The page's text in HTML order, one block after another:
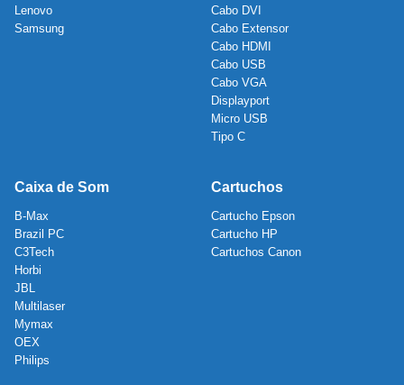
Lenovo
Samsung
Cabo DVI
Cabo Extensor
Cabo HDMI
Cabo USB
Cabo VGA
Displayport
Micro USB
Tipo C
Caixa de Som
B-Max
Brazil PC
C3Tech
Horbi
JBL
Multilaser
Mymax
OEX
Philips
Cartuchos
Cartucho Epson
Cartucho HP
Cartuchos Canon